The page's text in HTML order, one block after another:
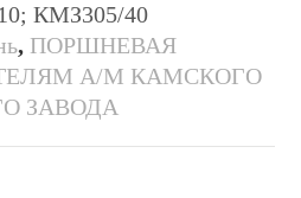
КМЗ305/40
, ПОРШНЕВАЯ
А/М КАМСКОГО
ЗАВОДА